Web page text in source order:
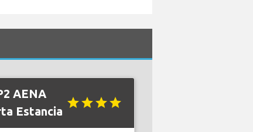
AENA
Estancia
starstarstarstar